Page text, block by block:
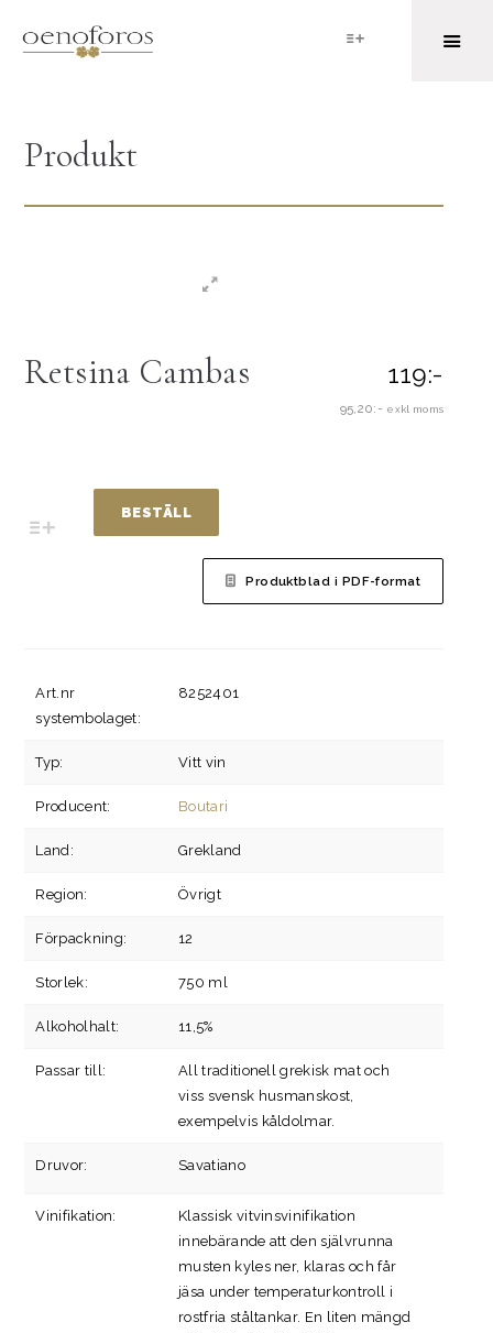
Produkt
Retsina Cambas 119:-
95,20:- exkl moms
BESTÄLL
Produktblad i PDF-format
Art.nr
systembolaget:
8252401
Typ: Vitt vin
Producent: Boutari
Land: Grekland
Region: Övrigt
Förpackning: 12
Storlek: 750 ml
Alkoholhalt: 11,5%
Passar till:
All traditionell grekisk mat och
viss svensk husmanskost,
exempelvis kåldolmar.
Druvor: Savatiano
Vinifikation:
Klassisk vitvinsvinifikation
innebärande att den självrunna
musten kyles ner, klaras och får
jäsa under temperaturkontroll i
rostfria ståltankar. En liten mängd